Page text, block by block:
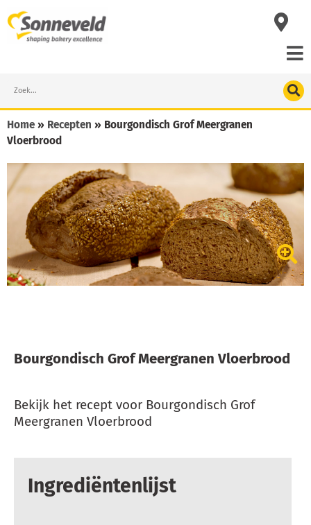
to
content
Search
Home » Recepten » Bourgondisch Grof Meergranen
Vloerbrood
Bourgondisch Grof Meergranen Vloerbrood
Bekijk het recept voor Bourgondisch Grof
Meergranen Vloerbrood
Ingrediëntenlijst